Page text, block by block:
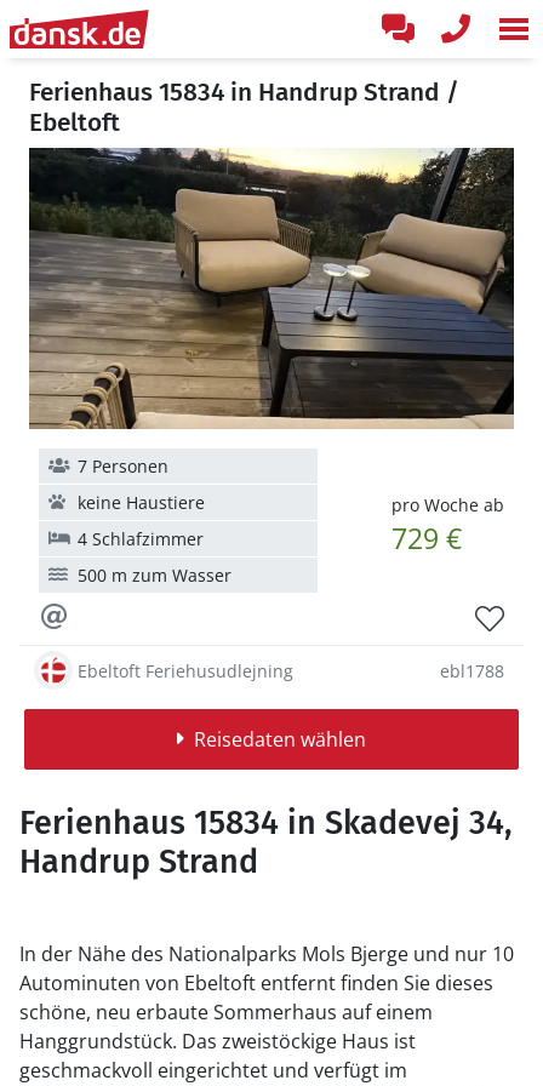
Ferienhaus 15834 in Handrup Strand /
Ebeltoft
pro Woche ab
729 €
7 Personen
keine Haustiere
4 Schlafzimmer
500 m zum Wasser
Ebeltoft Feriehusudlejning ebl1788
Reisedaten wählen
Ferienhaus 15834 in Skadevej 34,
Handrup Strand
In der Nähe des Nationalparks Mols Bjerge und nur 10
Autominuten von Ebeltoft entfernt finden Sie dieses
schöne, neu erbaute Sommerhaus auf einem
Hanggrundstück. Das zweistöckige Haus ist
geschmackvoll eingerichtet und verfügt im